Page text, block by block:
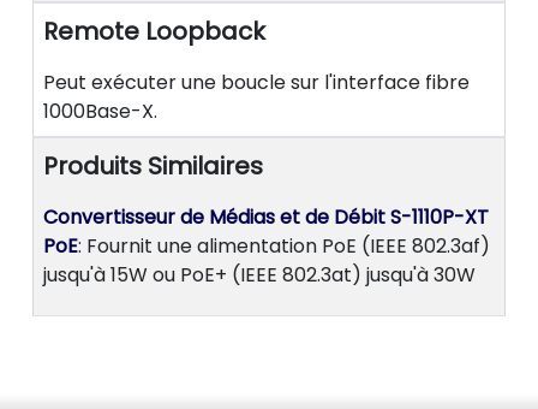
Remote Loopback
Peut exécuter une boucle sur l'interface fibre
1000Base-X.
Produits Similaires
Convertisseur de Médias et de Débit S-1110P-XT
PoE: Fournit une alimentation PoE (IEEE 802.3af)
jusqu'à 15W ou PoE+ (IEEE 802.3at) jusqu'à 30W